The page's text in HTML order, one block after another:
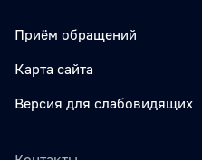
Приём обращений
Карта сайта
Версия для слабовидящих